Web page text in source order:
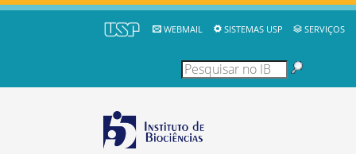
WEBMAIL SISTEMAS USP SERVIÇOS